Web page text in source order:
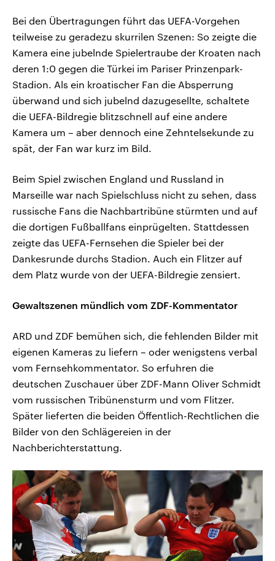
Bei den Übertragungen führt das UEFA-Vorgehen
teilweise zu geradezu skurrilen Szenen: So zeigte die
Kamera eine jubelnde Spielertraube der Kroaten nach
deren 1:0 gegen die Türkei im Pariser Prinzenpark-
Stadion. Als ein kroatischer Fan die Absperrung
überwand und sich jubelnd dazugesellte, schaltete
die UEFA-Bildregie blitzschnell auf eine andere
Kamera um – aber dennoch eine Zehntelsekunde zu
spät, der Fan war kurz im Bild.
Beim Spiel zwischen England und Russland in
Marseille war nach Spielschluss nicht zu sehen, dass
russische Fans die Nachbartribüne stürmten und auf
die dortigen Fußballfans einprügelten. Stattdessen
zeigte das UEFA-Fernsehen die Spieler bei der
Dankesrunde durchs Stadion. Auch ein Flitzer auf
dem Platz wurde von der UEFA-Bildregie zensiert.
Gewaltszenen mündlich vom ZDF-Kommentator
ARD und ZDF bemühen sich, die fehlenden Bilder mit
eigenen Kameras zu liefern – oder wenigstens verbal
vom Fernsehkommentator. So erfuhren die
deutschen Zuschauer über ZDF-Mann Oliver Schmidt
vom russischen Tribünensturm und vom Flitzer.
Später lieferten die beiden Öffentlich-Rechtlichen die
Bilder von den Schlägereien in der
Nachberichterstattung.